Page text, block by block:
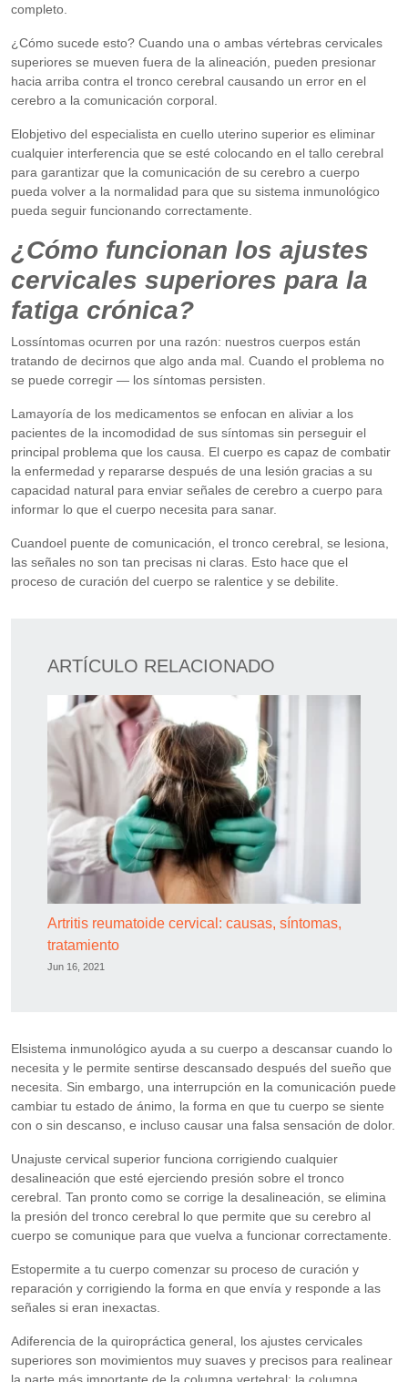
completo.
¿Cómo sucede esto? Cuando una o ambas vértebras cervicales
superiores se mueven fuera de la alineación, pueden presionar
hacia arriba contra el tronco cerebral causando un error en el
cerebro a la comunicación corporal.
Elobjetivo del especialista en cuello uterino superior es eliminar
cualquier interferencia que se esté colocando en el tallo cerebral
para garantizar que la comunicación de su cerebro a cuerpo
pueda volver a la normalidad para que su sistema inmunológico
pueda seguir funcionando correctamente.
¿Cómo funcionan los ajustes
cervicales superiores para la
fatiga crónica?
Lossíntomas ocurren por una razón: nuestros cuerpos están
tratando de decirnos que algo anda mal. Cuando el problema no
se puede corregir — los síntomas persisten.
Lamayoría de los medicamentos se enfocan en aliviar a los
pacientes de la incomodidad de sus síntomas sin perseguir el
principal problema que los causa. El cuerpo es capaz de combatir
la enfermedad y repararse después de una lesión gracias a su
capacidad natural para enviar señales de cerebro a cuerpo para
informar lo que el cuerpo necesita para sanar.
Cuandoel puente de comunicación, el tronco cerebral, se lesiona,
las señales no son tan precisas ni claras. Esto hace que el
proceso de curación del cuerpo se ralentice y se debilite.
ARTÍCULO RELACIONADO
Artritis reumatoide cervical: causas, síntomas,
tratamiento
Jun 16, 2021
Elsistema inmunológico ayuda a su cuerpo a descansar cuando lo
necesita y le permite sentirse descansado después del sueño que
necesita. Sin embargo, una interrupción en la comunicación puede
cambiar tu estado de ánimo, la forma en que tu cuerpo se siente
con o sin descanso, e incluso causar una falsa sensación de dolor.
Unajuste cervical superior funciona corrigiendo cualquier
desalineación que esté ejerciendo presión sobre el tronco
cerebral. Tan pronto como se corrige la desalineación, se elimina
la presión del tronco cerebral lo que permite que su cerebro al
cuerpo se comunique para que vuelva a funcionar correctamente.
Estopermite a tu cuerpo comenzar su proceso de curación y
reparación y corrigiendo la forma en que envía y responde a las
señales si eran inexactas.
Adiferencia de la quiropráctica general, los ajustes cervicales
superiores son movimientos muy suaves y precisos para realinear